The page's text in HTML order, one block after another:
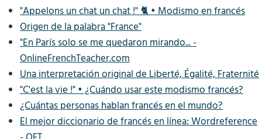
"Appelons un chat un chat !" 🐈 • Modismo en francés
Origen de la palabra "France"
"En París solo se me quedaron mirando... -
OnlineFrenchTeacher.com
Una interpretación original de Liberté, Égalité, Fraternité
"C'est la vie !" • ¿Cuándo usar este modismo francés?
¿Cuántas personas hablan francés en el mundo?
El mejor diccionario de francés en línea: Wordreference